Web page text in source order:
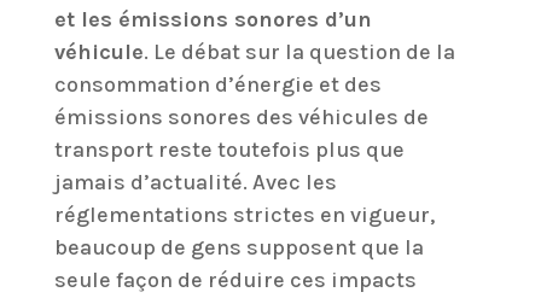
et les émissions sonores d’un
véhicule. Le débat sur la question de la
consommation d’énergie et des
émissions sonores des véhicules de
transport reste toutefois plus que
jamais d’actualité. Avec les
réglementations strictes en vigueur,
beaucoup de gens supposent que la
seule façon de réduire ces impacts